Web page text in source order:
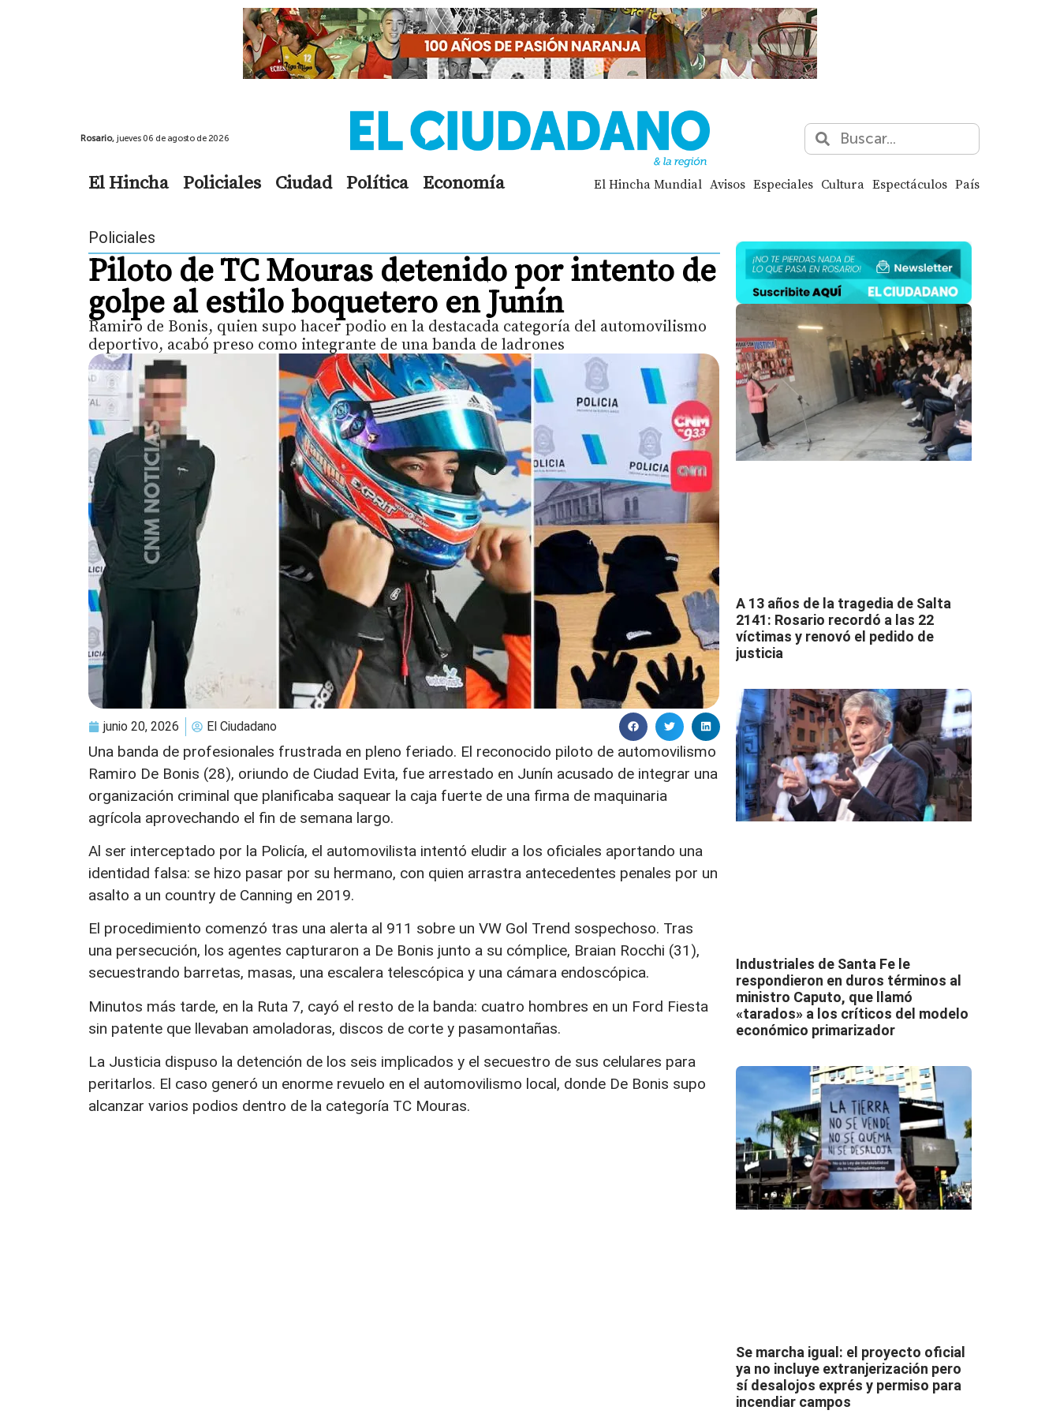
Rosario, jueves 06 de agosto de 2026
El Hincha Policiales Ciudad Política Economía El Hincha Mundial Avisos Especiales Cultura Espectáculos País
Policiales
Piloto de TC Mouras detenido por intento de
golpe al estilo boquetero en Junín
Ramiro de Bonis, quien supo hacer podio en la destacada categoría del automovilismo
deportivo, acabó preso como integrante de una banda de ladrones
junio 20, 2026 El Ciudadano
Una banda de profesionales frustrada en pleno feriado. El reconocido piloto de automovilismo
Ramiro De Bonis (28), oriundo de Ciudad Evita, fue arrestado en Junín acusado de integrar una
organización criminal que planificaba saquear la caja fuerte de una firma de maquinaria
agrícola aprovechando el fin de semana largo.
Al ser interceptado por la Policía, el automovilista intentó eludir a los oficiales aportando una
identidad falsa: se hizo pasar por su hermano, con quien arrastra antecedentes penales por un
asalto a un country de Canning en 2019.
El procedimiento comenzó tras una alerta al 911 sobre un VW Gol Trend sospechoso. Tras
una persecución, los agentes capturaron a De Bonis junto a su cómplice, Braian Rocchi (31),
secuestrando barretas, masas, una escalera telescópica y una cámara endoscópica.
Minutos más tarde, en la Ruta 7, cayó el resto de la banda: cuatro hombres en un Ford Fiesta
sin patente que llevaban amoladoras, discos de corte y pasamontañas.
La Justicia dispuso la detención de los seis implicados y el secuestro de sus celulares para
peritarlos. El caso generó un enorme revuelo en el automovilismo local, donde De Bonis supo
alcanzar varios podios dentro de la categoría TC Mouras.
A 13 años de la tragedia de Salta
2141: Rosario recordó a las 22
víctimas y renovó el pedido de
justicia
Industriales de Santa Fe le
respondieron en duros términos al
ministro Caputo, que llamó
«tarados» a los críticos del modelo
económico primarizador
Se marcha igual: el proyecto oficial
ya no incluye extranjerización pero
sí desalojos exprés y permiso para
incendiar campos